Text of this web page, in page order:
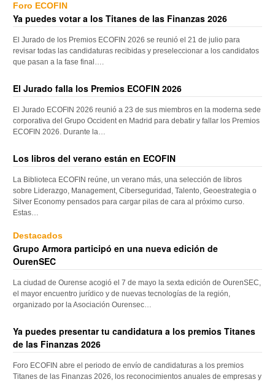
Foro ECOFIN
Ya puedes votar a los Titanes de las Finanzas 2026
El Jurado de los Premios ECOFIN 2026 se reunió el 21 de julio para
revisar todas las candidaturas recibidas y preseleccionar a los candidatos
que pasan a la fase final….
El Jurado falla los Premios ECOFIN 2026
El Jurado ECOFIN 2026 reunió a 23 de sus miembros en la moderna sede
corporativa del Grupo Occident en Madrid para debatir y fallar los Premios
ECOFIN 2026. Durante la…
Los libros del verano están en ECOFIN
La Biblioteca ECOFIN reúne, un verano más, una selección de libros
sobre Liderazgo, Management, Ciberseguridad, Talento, Geoestrategia o
Silver Economy pensados para cargar pilas de cara al próximo curso.
Estas…
Destacados
Grupo Armora participó en una nueva edición de
OurenSEC
La ciudad de Ourense acogió el 7 de mayo la sexta edición de OurenSEC,
el mayor encuentro jurídico y de nuevas tecnologías de la región,
organizado por la Asociación Ourensec…
Ya puedes presentar tu candidatura a los premios Titanes
de las Finanzas 2026
Foro ECOFIN abre el periodo de envío de candidaturas a los premios
Titanes de las Finanzas 2026, los reconocimientos anuales de empresas y